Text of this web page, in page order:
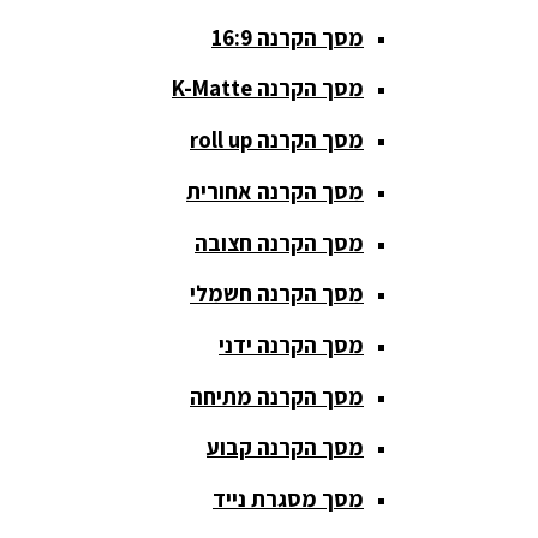
סאבים
וחצובות
ערכת קריוקי
שקטות
מערכות
הגברה
פלטות DJ
קונטרולים
מסך הקרנה 16:9
מסך הקרנה K-Matte
מסך הקרנה roll up
מסך הקרנה אחורית
מסך הקרנה חצובה
מסך הקרנה חשמלי
מסך הקרנה ידני
מסך הקרנה מתיחה
מסך הקרנה קבוע
מסך מסגרת נייד